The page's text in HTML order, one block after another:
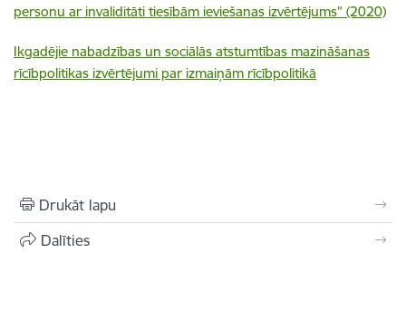
personu ar invaliditāti tiesībām ieviešanas izvērtējums” (2020)
Ikgadējie nabadzības un sociālās atstumtības mazināšanas
rīcībpolitikas izvērtējumi par izmaiņām rīcībpolitikā
Drukāt lapu
Dalīties